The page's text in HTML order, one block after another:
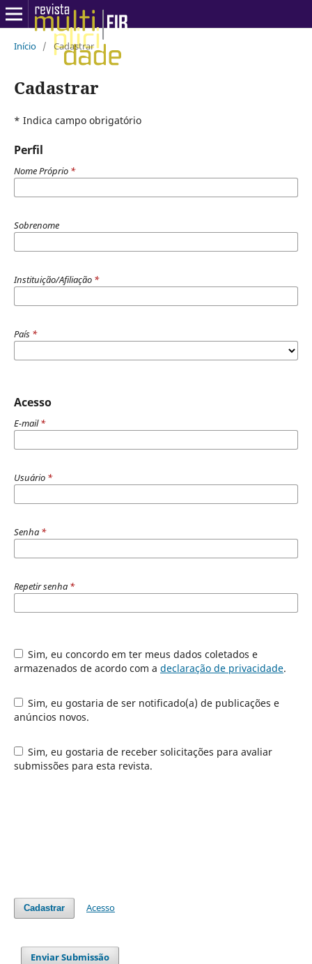
Início / Cadastrar
Cadastrar
* Indica campo obrigatório
Perfil
Nome Próprio *
Sobrenome
Instituição/Afiliação *
País *
Acesso
E-mail*
Usuário *
Senha *
Repetir senha *
Sim, eu concordo em ter meus dados coletados e
armazenados de acordo com a declaração de privacidade.
Sim, eu gostaria de ser notificado(a) de publicações e
anúncios novos.
Sim, eu gostaria de receber solicitações para avaliar
submissões para esta revista.
Cadastrar Acesso
Enviar Submissão